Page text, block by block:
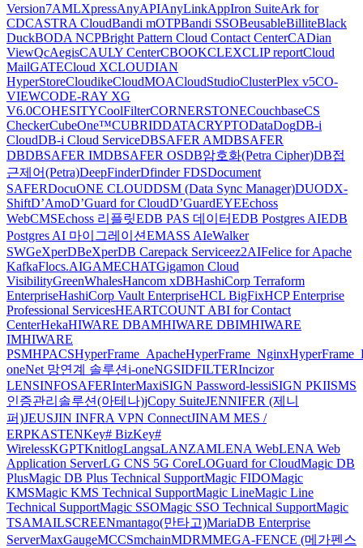
Version7AMLXpressAnyAPIAnyLinkAppIron SuiteArk for
CDCASTRA CloudBandi mOTPBandi SSOBeusableBilliteBlack
DuckBODA NCPBright Pattern Cloud Contact CenterCADian
ViewQcAegisCAULY CenterCBOOKCLEXCLIP reportCloud
MailGATECloud XCLOUDIAN
HyperStoreCloudikeCloudMOACloudStudioClusterPlex v5CO-
VIEWCODE-RAY XG
V6.0COHESITYCoolFilterCORNERSTONECouchbaseCS
CheckerCubeOne™CUBRIDDATACRYPTODataDogDB-i
CloudDB-i Cloud ServiceDBSAFER AMDBSAFER
DBDBSAFER IMDBSAFER OSDB암호화(Petra Cipher)DB접
근제어(Petra)DeepFinderDfinder FDSDocument
SAFERDocuONE CLOUDDSM (Data Sync Manager)DUODX-
ShiftD’AmoD’Guard for CloudD’GuardEYEEchoss
WebCMSEchoss 리플릿EDB PAS 데이터EDB Postgres AIEDB
Postgres AI 마이그레이션EMASS AIeWalker
SWGeXperDBeXperDB Carepack Serviceez2AIFelice for Apache
KafkaFlocs.AIGAMECHATGigamon Cloud
VisibilityGreenWhalesHancom xDBHashiCorp Terraform
EnterpriseHashiCorp Vault EnterpriseHCL BigFixHCP Enterprise
Professional ServicesHEARTCOUNT ABI for Contact
CenterHekaHIWARE DBAMHIWARE DBIMHIWARE
IMHIWARE
PSMHPACSHyperFrame_ApacheHyperFrame_Nginx
oneNet 망연계 솔루션i-oneNGSIDFILTERIncizor
LENSINFOSAFERInterMaxiSIGN Password-lessiSIGN PKIISMS
인증관리솔루션(아테나)jCopy SuiteJENNIFER (제니
퍼)JEUSJIN INFRA VPN ConnectJINAM MES /
ERPKASTENKey# BizKey#
WirelessKGPTKnitlogLangsaLANZAMLENA WebLENA Web
Application ServerLG CNS 5G CoreLOGuard for CloudMagic DB
PlusMagic DB Plus Technical SupportMagic FIDOMagic
KMSMagic KMS Technical SupportMagic LineMagic Line
Technical SupportMagic SSOMagic SSO Technical SupportMagic
TSAMAILSCREENmantago(만타고)MariaDB Enterprise
ServerMaxGaugeMCCSmchainMDRMMEGA-FENCE (메가펜스